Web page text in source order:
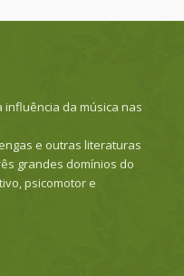
influência da música nas
e outras literaturas
grandes domínios do
psicomotor e